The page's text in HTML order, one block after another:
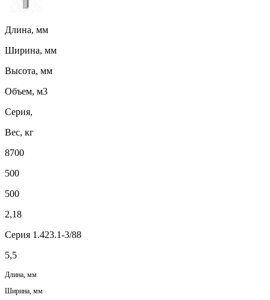
Длина, мм
Ширина, мм
Высота, мм
Объем, м3
Серия,
Вес, кг
8700
500
500
2,18
Серия 1.423.1-3/88
5,5
Длина, мм
Ширина, мм